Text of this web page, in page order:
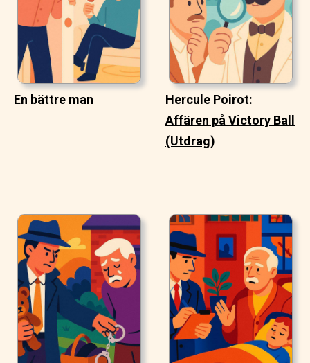
En bättre man
Hercule Poirot:
Affären på Victory Ball
(Utdrag)